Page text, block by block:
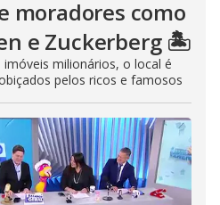
moradores como
e Zuckerberg 🏝️
milionários, o local é
pelos ricos e famosos